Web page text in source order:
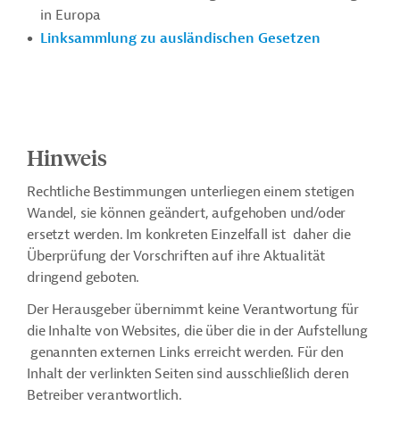
in Europa
Linksammlung zu ausländischen Gesetzen
Hinweis
Rechtliche Bestimmungen unterliegen einem stetigen
Wandel, sie können geändert, aufgehoben und/oder
ersetzt werden. Im konkreten Einzelfall ist daher die
Überprüfung der Vorschriften auf ihre Aktualität
dringend geboten.
Der Herausgeber übernimmt keine Verantwortung für
die Inhalte von Websites, die über die in der Aufstellung
genannten externen Links erreicht werden. Für den
Inhalt der verlinkten Seiten sind ausschließlich deren
Betreiber verantwortlich.